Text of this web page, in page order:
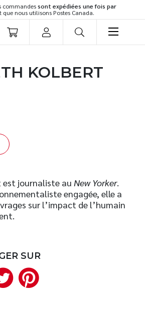
commandessont expédiées une fois par
que nous utilisons Postes Canada.
KOLBERT
est journaliste au New Yorker.
engagée, elle a
sur l’impact de l’humain
SUR
Twitter